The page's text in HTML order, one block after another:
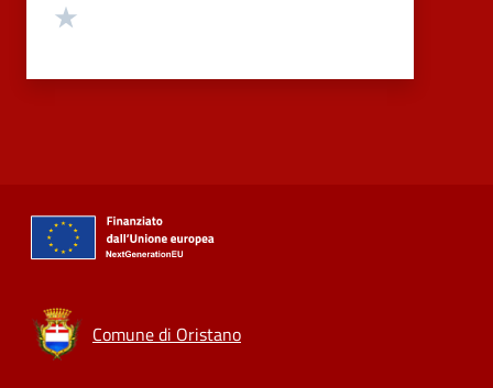
Comune di Oristano